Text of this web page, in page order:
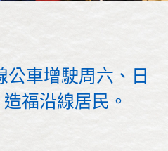
公車增駛周六、日
福沿線居民。